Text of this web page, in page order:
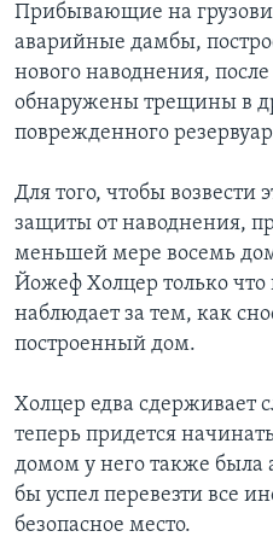
Прибывающие на
аварийные дамбы,
нового наводнения,
обнаружены трещины в
поврежденного
Для того, чтобы возвести
защиты от наводнения,
меньшей мере восемь
Йожеф Холцер только
наблюдает за тем, как
построенный дом.
Холцер едва сдерживает
теперь придется
домом у него также была
бы успел перевезти все
безопасное место.